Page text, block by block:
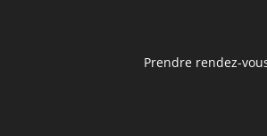
Prendre rendez-